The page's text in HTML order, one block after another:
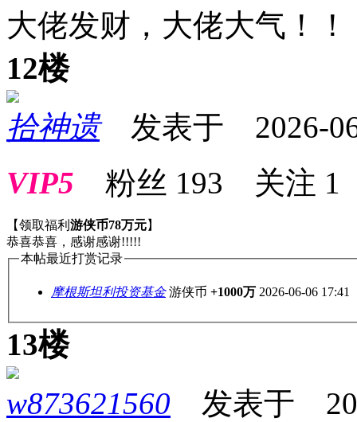
大佬发财，大佬大气！
12楼
拾神遗发表于 2026-
VIP5 粉丝 193 关注 1
【领取福利 游侠币78万元】
恭喜恭喜，感谢感谢!!!!!
本帖最近打赏记录
摩根斯坦利投资基金 游侠币 +1000万 2026-06-06 17:41
13楼
w873621560 发表于